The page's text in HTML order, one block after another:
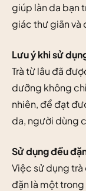
giúp làn da bạn
giác thư giãn và
Lưu ý khi sử
Trà từ lâu đã
dưỡng không
nhiên, để đạt
da, người dùng
Sử dụng đều
Việc sử dụng
đặn là một